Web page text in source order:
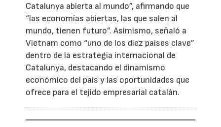
Catalunya abierta al mundo”, afirmando que
“las economías abiertas, las que salen al
mundo, tienen futuro”. Asimismo, señaló a
Vietnam como “uno de los diez países clave”
dentro de la estrategia internacional de
Catalunya, destacando el dinamismo
económico del país y las oportunidades que
ofrece para el tejido empresarial catalán.